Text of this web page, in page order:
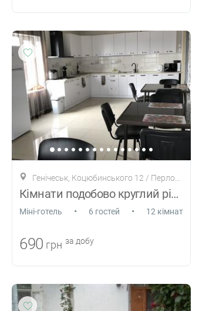
Генічеськ, Коцюбинського 12 / Перлова 4
Кімнати подобово круглий рік «Вітальня»
Міні-готель • 6 гостей • 12 кімнат
690 грн за добу